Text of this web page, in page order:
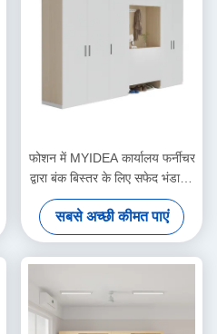
फोशन में MYIDEA कार्यालय फर्नीचर
द्वारा बंक बिस्तर के लिए सफेद भंडारण
कैबिनेट आधुनिक शैली अनुकूलन
सबसे अच्छी कीमत पाएं